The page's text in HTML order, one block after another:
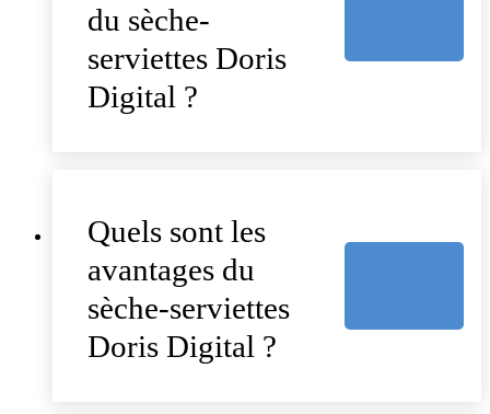
du sèche-
serviettes Doris
Digital ?
Quels sont les
avantages du
sèche-serviettes
Doris Digital ?